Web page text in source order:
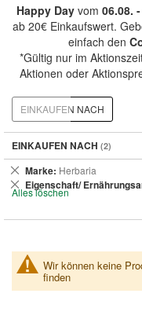
Happy Dayvom 06.08.
ab 20€ Einkaufswert.
einfach den
*Gültig nur im
Aktionen oder
Wir können keine
finden
EINKAUFEN NACH
EINKAUFEN NACH
Marke Herbaria
Dies
entfernen
Eigenschaft/
Dies
entfernen
Alles löschen